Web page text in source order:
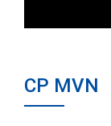
CP MVN